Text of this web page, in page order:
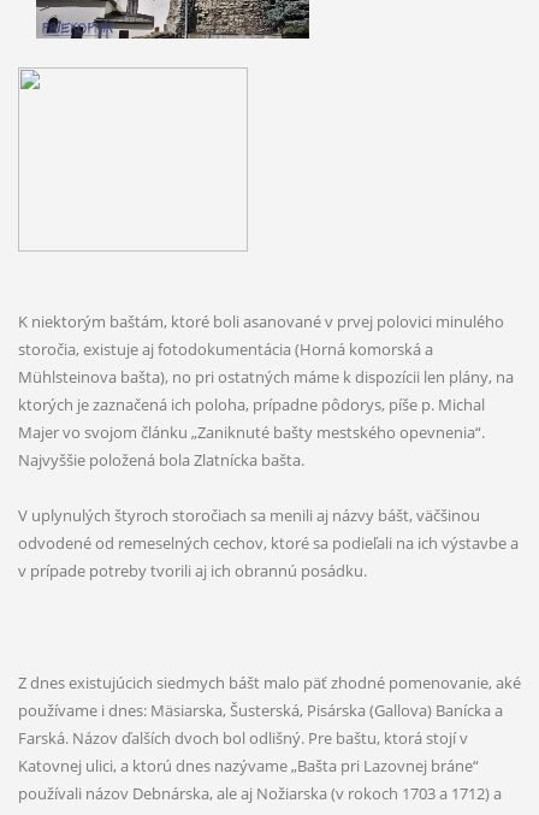
K niektorým baštám, ktoré boli asanované v prvej polovici minulého
storočia, existuje aj fotodokumentácia (Horná komorská a
Mühlsteinova bašta), no pri ostatných máme k dispozícii len plány, na
ktorých je zaznačená ich poloha, prípadne pôdorys, píše p. Michal
Majer vo svojom článku „Zaniknuté bašty mestského opevnenia“.
Najvyššie položená bola Zlatnícka bašta.
V uplynulých štyroch storočiach sa menili aj názvy bášt, väčšinou
odvodené od remeselných cechov, ktoré sa podieľali na ich výstavbe a
v prípade potreby tvorili aj ich obrannú posádku.
Z dnes existujúcich siedmych bášt malo päť zhodné pomenovanie, aké
používame i dnes: Mäsiarska, Šusterská, Pisárska (Gallova) Banícka a
Farská. Názov ďalších dvoch bol odlišný. Pre baštu, ktorá stojí v
Katovnej ulici, a ktorú dnes nazývame „Bašta pri Lazovnej bráne“
používali názov Debnárska, ale aj Nožiarska (v rokoch 1703 a 1712) a